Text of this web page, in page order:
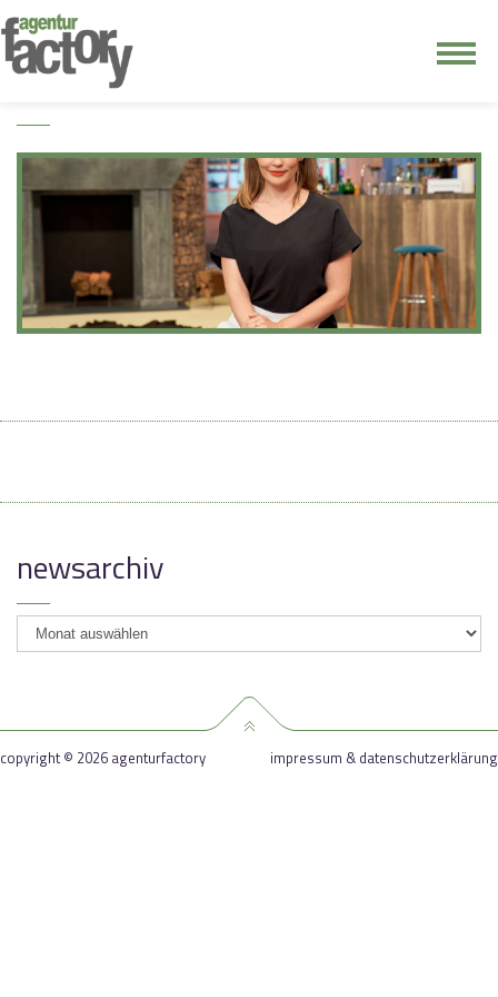
kontakt
newsarchiv
newsarchiv
copyright © 2026 agenturfactory impressum & datenschutzerklärung